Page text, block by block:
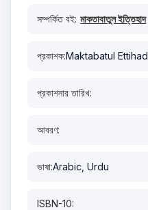
সম্পর্কিত বই: মাকতাবাতুল ইত্তিহাদ
প্রকাশক:Maktabatul Ettihad
প্রকাশনার তারিখ:
আবরণ:
ভাষা:Arabic, Urdu
ISBN-10: